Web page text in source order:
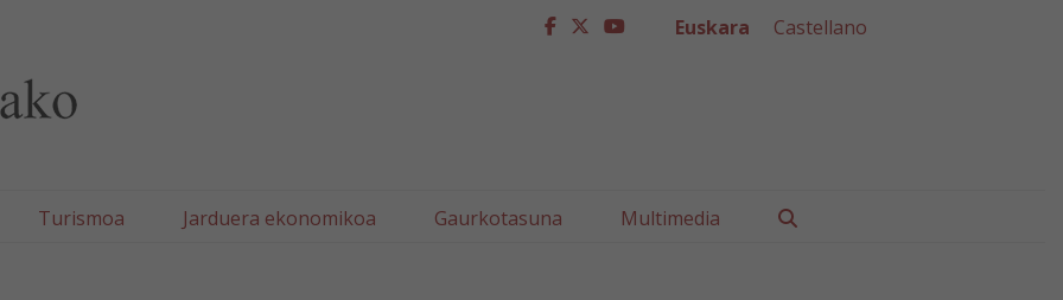
facebook
twitter
youtube
Euskara Castellano
Turismoa Jarduera ekonomikoa Gaurkotasuna Multimedia